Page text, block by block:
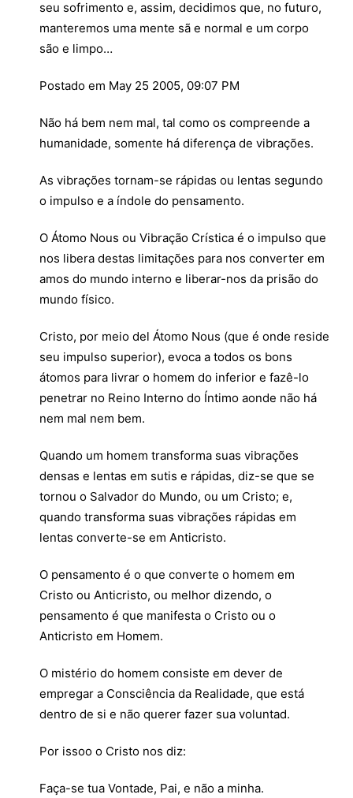
seu sofrimento e, assim, decidimos que, no futuro,
manteremos uma mente sã e normal e um corpo
são e limpo…
Postado em May 25 2005, 09:07 PM
Não há bem nem mal, tal como os compreende a
humanidade, somente há diferença de vibrações.
As vibrações tornam-se rápidas ou lentas segundo
o impulso e a índole do pensamento.
O Átomo Nous ou Vibração Crística é o impulso que
nos libera destas limitações para nos converter em
amos do mundo interno e liberar-nos da prisão do
mundo físico.
Cristo, por meio del Átomo Nous (que é onde reside
seu impulso superior), evoca a todos os bons
átomos para livrar o homem do inferior e fazê-lo
penetrar no Reino Interno do Íntimo aonde não há
nem mal nem bem.
Quando um homem transforma suas vibrações
densas e lentas em sutis e rápidas, diz-se que se
tornou o Salvador do Mundo, ou um Cristo; e,
quando transforma suas vibrações rápidas em
lentas converte-se em Anticristo.
O pensamento é o que converte o homem em
Cristo ou Anticristo, ou melhor dizendo, o
pensamento é que manifesta o Cristo ou o
Anticristo em Homem.
O mistério do homem consiste em dever de
empregar a Consciência da Realidade, que está
dentro de si e não querer fazer sua voluntad.
Por issoo o Cristo nos diz:
Faça-se tua Vontade, Pai, e não a minha.